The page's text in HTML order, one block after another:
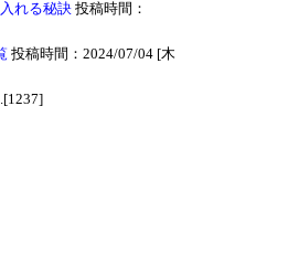
れる秘訣 投稿時間：
投稿時間：2024/07/04 [木